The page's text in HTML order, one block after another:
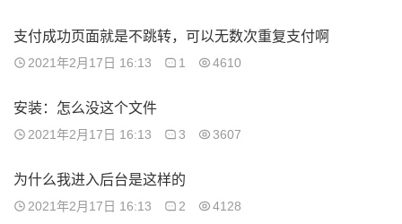
支付成功页面就是不跳转，可以无数次重复支付啊
2021年2月17日 16:13 1 4610
安装：怎么没这个文件
2021年2月17日 16:13 3 3607
为什么我进入后台是这样的
2021年2月17日 16:13 2 4128